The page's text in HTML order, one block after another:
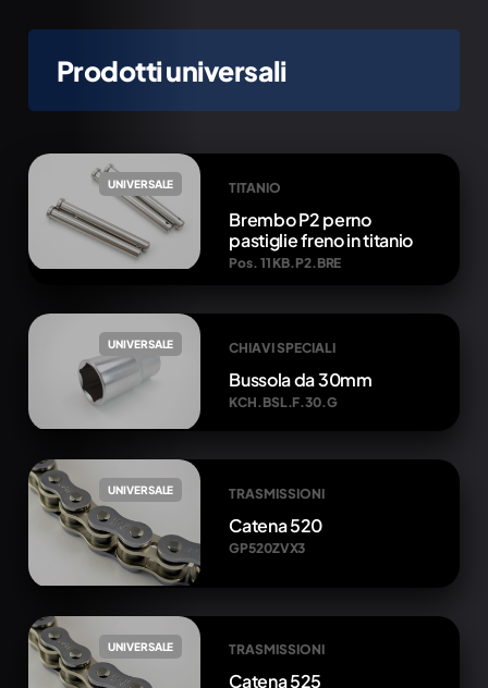
Prodotti universali
UNIVERSALE TITANIO
Brembo P2 perno
pastiglie freno in titanio
Pos. 11 KB.P2.BRE
UNIVERSALE CHIAVI SPECIALI
Bussola da 30mm
KCH.BSL.F.30.G
UNIVERSALE TRASMISSIONI
Catena 520
GP520ZVX3
UNIVERSALE TRASMISSIONI
Catena 525